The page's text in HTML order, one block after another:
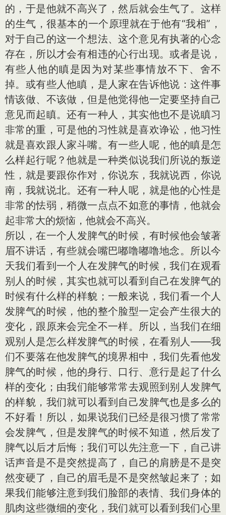
的，于是他就不高兴了，然后就会生气了。这样
的生气，很基本的一个原理就在于他有“我相”，
对于自己的这一个想法、这个意见有执著的心念
存在，所以才会有相违的心行出现。或者是说，
有些人他的瞋是因为对某些事情放不下、舍不
掉。或有些人他瞋，是人家在告诉他说：这件事
情该做、不该做，但是他觉得他一定要坚持自己
意见而起瞋。还有一种人，其实他也不是说瞋习
非常的重，可是他的习性就是喜欢诤讼，他习性
就是喜欢跟人家斗嘴。有一些人呢，他的瞋是怎
么样起行呢？他就是一种类似说我们所说的叛逆
性，就是要跟你作对，你说东，我就说西，你说
南，我就说北。还有一种人呢，就是他的心性是
非常的怯弱，稍微一点点不如意的事情，他就会
起非常大的烦恼，他就会不高兴。
所以，在一个人发脾气的时候，有时候他会皱著
眉不讲话，有些就会嘴巴嘟噜嘟噜地念。所以今
天我们看到一个人在发脾气的时候，我们在观看
别人的时候，其实也就可以看到自己在发脾气的
时候有什么样的样貌；一般来说，我们看一个人
发脾气的时候，他的整个脸型一定会产生很大的
变化，跟原来会完全不一样。所以，当我们在细
观别人是怎么样发脾气的时候，在看别人——我
们不要落在他发脾气的境界相中，我们先看他发
脾气的时候，他的身行、口行、意行是起了什么
样的变化；由我们能够常常去观照到别人发脾气
的样貌，我们就可以看到自己发脾气也是多么的
不好看！所以，如果说我们已经是很习惯了常常
会发脾气，但是发脾气的时候不知道，然后发了
脾气以后才后悔；我们可以先注意一下，自己讲
话声音是不是突然提高了，自己的肩膀是不是突
然变硬了，自己的眉毛是不是突然皱起来了；如
果我们能够注意到我们脸部的表情、我们身体的
肌肉这些微细的变化，我们就可以看到我们心里